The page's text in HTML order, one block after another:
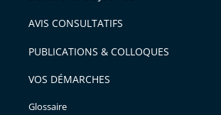
avant
AVIS CONSULTATIFS
PUBLICATIONS & COLLOQUES
VOS DÉMARCHES
Glossaire